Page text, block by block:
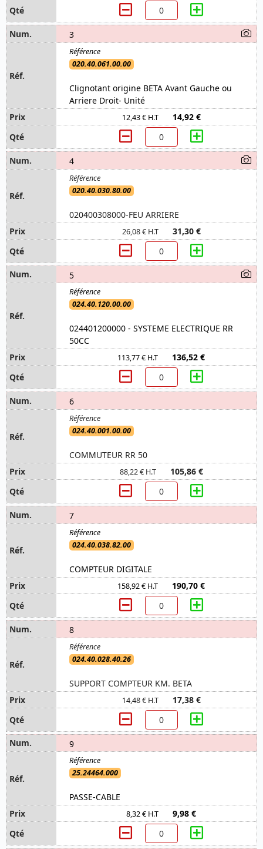
3
020.40.061.00.00
Clignotant origine BETA Avant Gauche ou
Arriere Droit- Unité
12,43 € H.T 14,92 €
4
020.40.030.80.00
020400308000-FEU ARRIERE
26,08 € H.T 31,30 €
5
024.40.120.00.00
024401200000 - SYSTEME ELECTRIQUE RR
50CC
113,77 € H.T 136,52 €
6
024.40.001.00.00
COMMUTEUR RR 50
88,22 € H.T 105,86 €
7
024.40.038.82.00
COMPTEUR DIGITALE
158,92 € H.T 190,70 €
8
024.40.028.40.26
SUPPORT COMPTEUR KM. BETA
14,48 € H.T 17,38 €
9
25.24464.000
PASSE-CABLE
8,32 € H.T 9,98 €